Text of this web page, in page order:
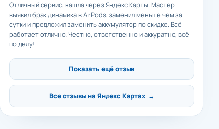
Отличный сервис, нашла через Яндекс Карты. Мастер
выявил брак динамика в AirPods, заменил меньше чем за
сутки и предложил заменить аккумулятор по скидке. Всё
работает отлично. Честно, ответственно и аккуратно, всё
по делу!
Показать ещё отзыв
Все отзывы на Яндекс Картах →